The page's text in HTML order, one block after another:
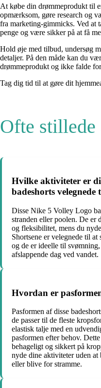
At købe din drømmeprodukt til
opmærksom, gøre research og
fra marketing-gimmicks. Ved at
penge og være sikker på at få
Hold øje med tilbud, undersøg
detaljer. På den måde kan du
drømmeprodukt og ikke falde
Tag dig tid til at gøre dit
Ofte stillede
Hvilke aktiviteter er
badeshorts velegnede
Disse Nike 5 Volley Logo
stranden eller poolen. De er
og fleksibilitet, mens du
Shortsene er velegnede til
og de er ideelle til
afslappende dag ved vandet.
Hvordan er
Pasformen af disse
de passer til de fleste
elastisk talje med en
pasformen efter behov.
behageligt og sikkert på
nyde dine aktiviteter uden
eller blive for stramme.